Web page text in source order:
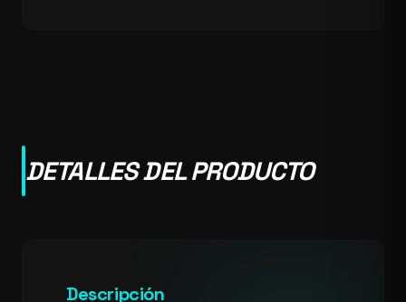
DETALLES DEL PRODUCTO
Descripción